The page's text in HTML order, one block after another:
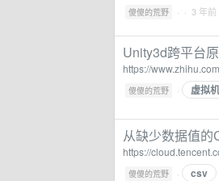
傻傻的荒野 · · 3 年前
Unity3d跨平台
https://
傻傻的荒野 · 虚拟机
从缺少数据值的
https://
傻傻的荒野 · csv